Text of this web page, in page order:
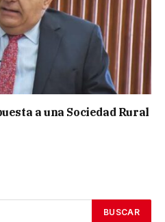
a una Sociedad Rural